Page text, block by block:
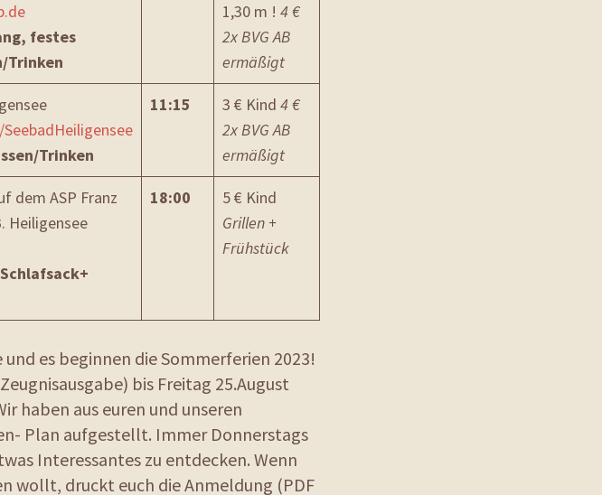
festes
Trinken
1,30 m ! 4 €
2x BVG AB
ermäßigt
Trinken
11:15 3 € Kind 4 €
2x BVG AB
ermäßigt
dem ASP Franz
Heiligensee
18:00
5 € Kind
Grillen +
Frühstück
es beginnen die Sommerferien 2023!
bis Freitag 25.August
haben aus euren und unseren
Plan aufgestellt. Immer Donnerstags
Interessantes zu entdecken. Wenn
wollt, druckt euch die Anmeldung (PDF